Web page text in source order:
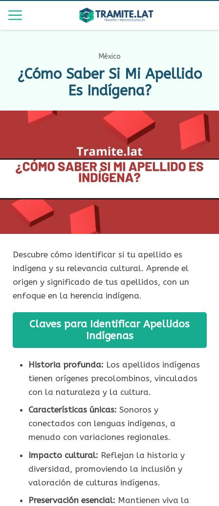
México
¿Cómo Saber Si Mi Apellido
Es Indígena?
Descubre cómo identificar si tu apellido es
indígena y su relevancia cultural. Aprende el
origen y significado de tus apellidos, con un
enfoque en la herencia indígena.
Claves para Identificar Apellidos
Indígenas
Historia profunda: Los apellidos indígenas
tienen orígenes precolombinos, vinculados
con la naturaleza y la cultura.
Características únicas: Sonoros y
conectados con lenguas indígenas, a
menudo con variaciones regionales.
Impacto cultural: Reflejan la historia y
diversidad, promoviendo la inclusión y
valoración de culturas indígenas.
Preservación esencial: Mantienen viva la